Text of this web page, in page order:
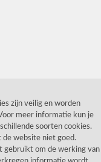
zijn veilig en worden
meer informatie kun je
soorten cookies.
de website niet goed.
gebruikt om de werking van